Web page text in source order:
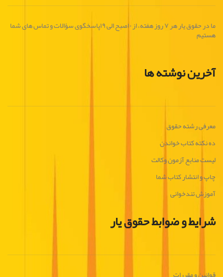
ما در حقوق یار هر ۷ روز هفته، از ۱۰صبح الی ۱۹پاسخگوی سؤالات و تماس های شما
هستیم
آخرین نوشته ها
معرفی رشته حقوق
ده نکته کتاب خواندن
لیست منابع آزمون وکالت
چاپ و انتشار کتاب شما
آموزش تندخوانی
شرایط و ضوابط حقوق یار